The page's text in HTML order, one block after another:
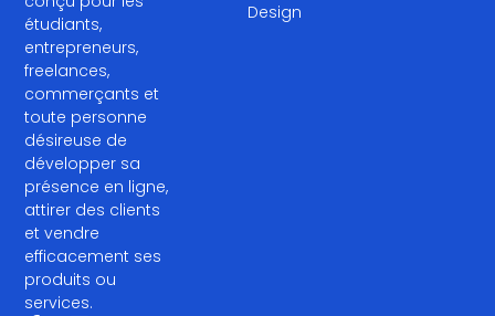
étudiants,
entrepreneurs,
freelances,
commerçants et
toute personne
désireuse de
développer sa
présence en ligne,
attirer des clients
et vendre
efficacement ses
produits ou
services.
Design